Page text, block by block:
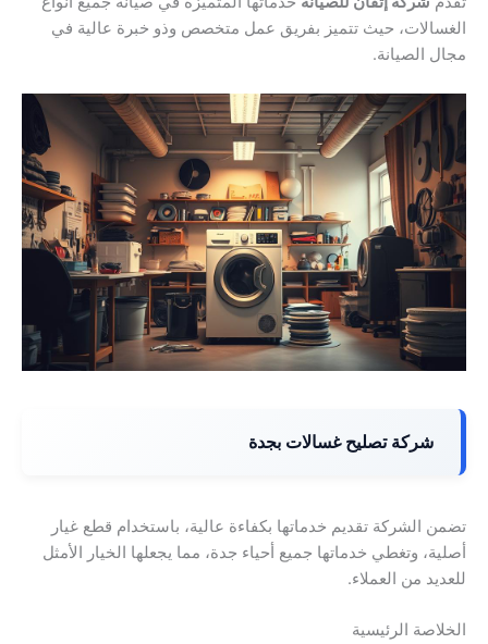
الغسالات، حيث تتميز بفريق عمل متخصص وذو خبرة عالية في
مجال الصيانة.
شركة تصليح غسالات بجدة
تضمن الشركة تقديم خدماتها بكفاءة عالية، باستخدام قطع غيار
أصلية، وتغطي خدماتها جميع أحياء جدة، مما يجعلها الخيار الأمثل
للعديد من العملاء.
الخلاصة الرئيسية